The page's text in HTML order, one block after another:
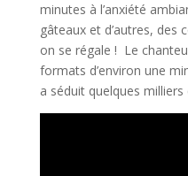
minutes à l’anxiété
gâteaux et d’autres, des
on se régale ! Le
formats d’environ une
a séduit quelques milliers